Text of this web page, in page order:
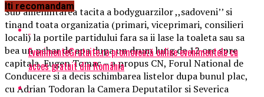
Sub amenintarea tacita a bodyguarzilor ,,sadoveni’’ si
tinand toata organizatia (primari, viceprimari, consilieri
locali) la portile partidului fara sa ii lase la toaleta sau sa
bea un pahar de apa dupa un drum lung de 12 ore spre
capitala, Eugen Tomac – a propus CN, Forul National de
Conducere si a decis schimbarea listelor dupa bunul plac,
cu Adrian Todoran la Camera Deputatilor si Severica
Iti recomandam
EvenimenteGratuite.ro promovează online evenimentele cu
acces gratuit din România